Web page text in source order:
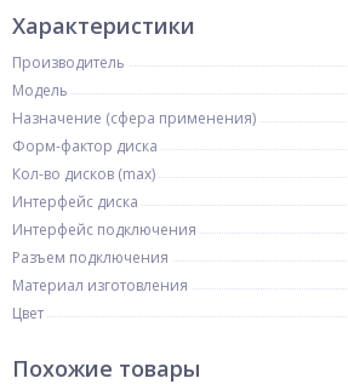
Характеристики
Производитель
Модель
Назначение (сфера применения)
Форм-фактор диска
Кол-во дисков (max)
Интерфейс диска
Интерфейс подключения
Разъем подключения
Материал изготовления
Цвет
Похожие товары